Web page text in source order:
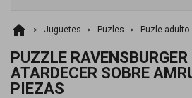
home Juguetes Puzles Puzle adulto
PUZZLE RAVENSBURGER
ATARDECER SOBRE
PIEZAS